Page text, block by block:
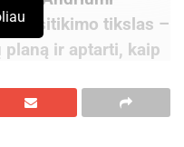
Susitikimo tikslas –
ir aptarti, kaip